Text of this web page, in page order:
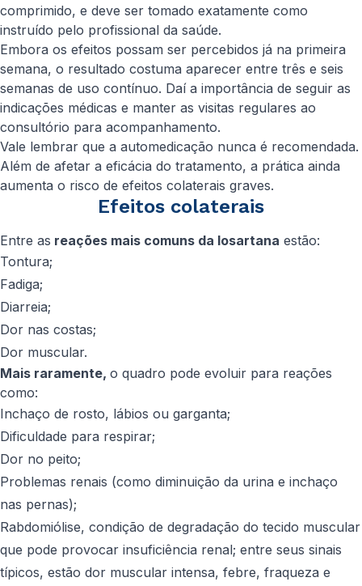
comprimido, e deve ser tomado exatamente como
instruído pelo profissional da saúde.
Embora os efeitos possam ser percebidos já na primeira
semana, o resultado costuma aparecer entre três e seis
semanas de uso contínuo. Daí a importância de seguir as
indicações médicas e manter as visitas regulares ao
consultório para acompanhamento.
Vale lembrar que a automedicação nunca é recomendada.
Além de afetar a eficácia do tratamento, a prática ainda
aumenta o risco de efeitos colaterais graves.
Efeitos colaterais
Entre as reações mais comuns da losartana estão:
Tontura;
Fadiga;
Diarreia;
Dor nas costas;
Dor muscular.
Mais raramente, o quadro pode evoluir para reações
como:
Inchaço de rosto, lábios ou garganta;
Dificuldade para respirar;
Dor no peito;
Problemas renais (como diminuição da urina e inchaço
nas pernas);
Rabdomiólise, condição de degradação do tecido muscular
que pode provocar insuficiência renal; entre seus sinais
típicos, estão dor muscular intensa, febre, fraqueza e